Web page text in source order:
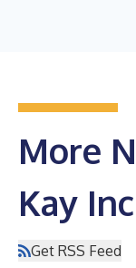
More
Kay
Get RSS Feed